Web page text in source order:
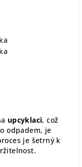
upcyklaci, což
odpadem, je
je šetrný k